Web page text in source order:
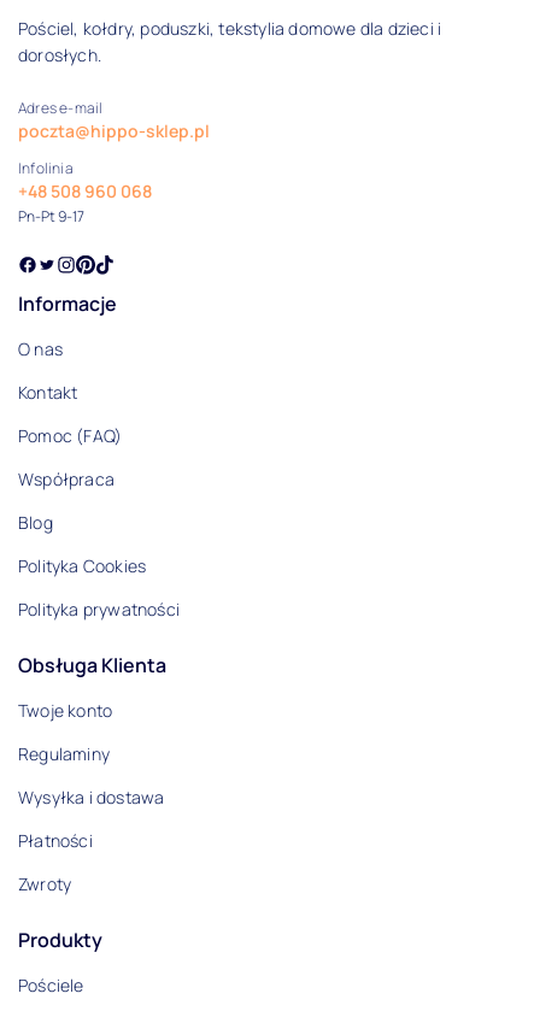
Pościel, kołdry, poduszki, tekstylia domowe dla dzieci i
dorosłych.
Adres e-mail
poczta@hippo-sklep.pl
Infolinia
+48 508 960 068
Pn-Pt 9-17
Informacje
O nas
Kontakt
Pomoc (FAQ)
Współpraca
Blog
Polityka Cookies
Polityka prywatności
Obsługa Klienta
Twoje konto
Regulaminy
Wysyłka i dostawa
Płatności
Zwroty
Produkty
Pościele